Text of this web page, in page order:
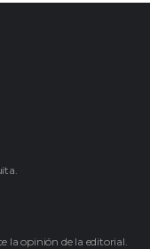
la opinión de la editorial.